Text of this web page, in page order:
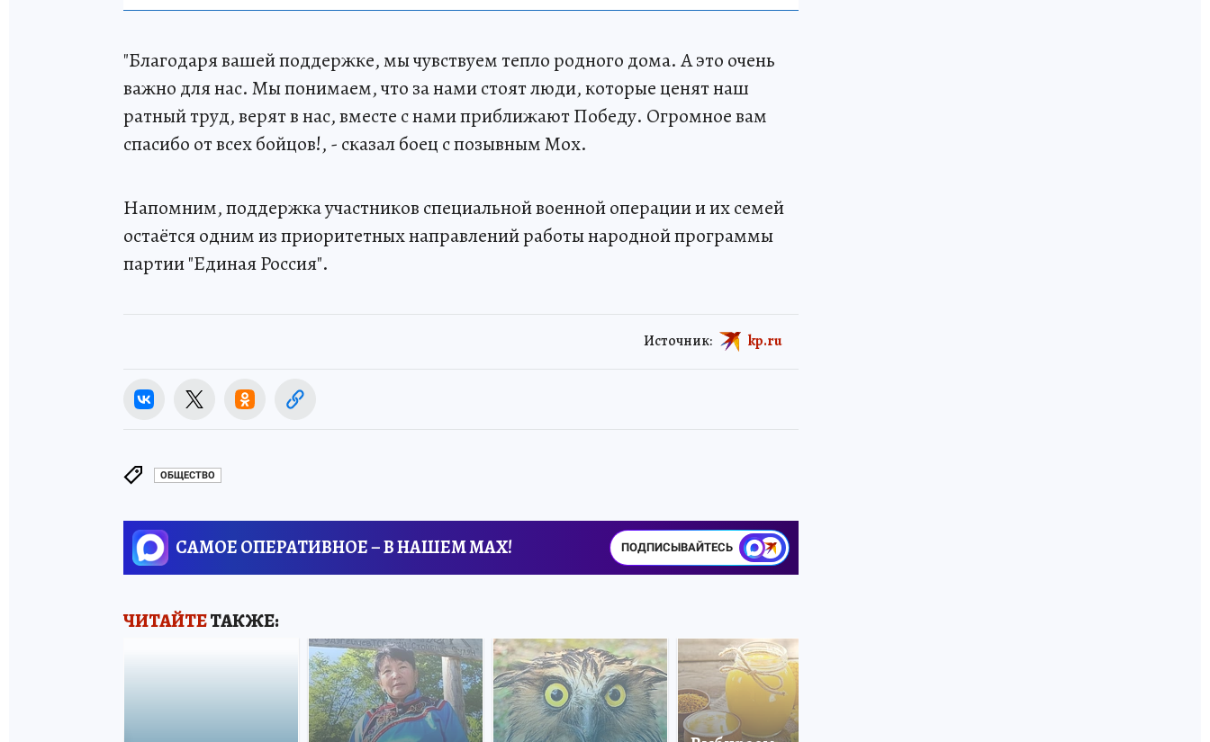
"Благодаря вашей поддержке, мы чувствуем тепло родного дома. А это очень
важно для нас. Мы понимаем, что за нами стоят люди, которые ценят наш
ратный труд, верят в нас, вместе с нами приближают Победу. Огромное вам
спасибо от всех бойцов!, - сказал боец с позывным Мох.
Напомним, поддержка участников специальной военной операции и их семей
остаётся одним из приоритетных направлений работы народной программы
партии "Единая Россия".
Источник: kp.ru
ОБЩЕСТВО
САМОЕ ОПЕРАТИВНОЕ – В НАШЕМ MAX! ПОДПИСЫВАЙТЕСЬ
ЧИТАЙТЕТАКЖЕ: